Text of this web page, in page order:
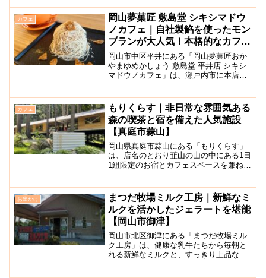
ーブル席が用意されています。こちらの
お店では、店主さんが名古...
カフェ
岡山夢菓匠 敷島堂 シキシマドウ
ノカフェ｜自社製餡を使ったモン
ブランが大人気！本格的なカフェ
を併設した支店【岡山市平井】
岡山市中区平井にある「岡山夢菓匠おか
やまゆめかしょう 敷島堂 平井店 シキシ
マドウノカフェ」は、瀬戸内市に本店を
りますが、広い食事スペースを併設して
いる珍しい店舗です。...
カフェ
もりくらす｜非日常な雰囲気ある
森の喫茶と宿を備えた人気施設
【真庭市蒜山】
岡山県真庭市蒜山にある「もりくらす」
は、店名のとおり韮山の山の中にある1日
1組限定のお宿とカフェスペースを兼ね備
です。カフェスペースは宿泊客でなくて
も誰でも利用する...
お出かけ
まつだ牧場ミルク工房｜新鮮なミ
ルクを活かしたジェラートを堪能
【岡山市御津】
岡山市北区御津にある「まつだ牧場ミル
ク工房」は、健康な乳牛たちから毎朝と
れる新鮮なミルクと、すっきり上品な甘